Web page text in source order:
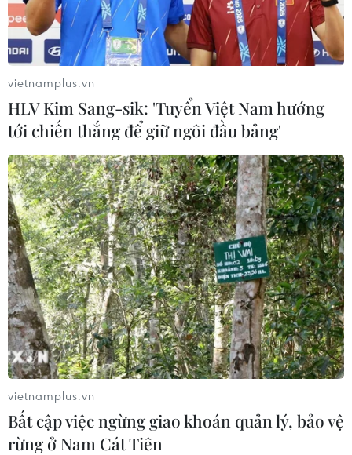
(TTXVN/Vietnam+)
vietnamplus.vn
HLV Kim Sang-sik: 'Tuyển Việt Nam hướng
tới chiến thắng để giữ ngôi đầu bảng'
vietnamplus.vn
Bất cập việc ngừng giao khoán quản lý, bảo vệ
rừng ở Nam Cát Tiên